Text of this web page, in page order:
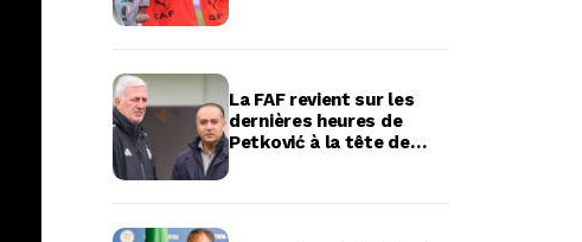
La FAF revient sur les
dernières heures de
Petković à la tête de